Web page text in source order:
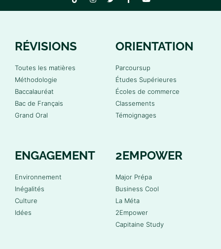
RÉVISIONS
Toutes les matières
Méthodologie
Baccalauréat
Bac de Français
Grand Oral
ORIENTATION
Parcoursup
Études Supérieures
Écoles de commerce
Classements
Témoignages
ENGAGEMENT
Environnement
Inégalités
Culture
Idées
2EMPOWER
Major Prépa
Business Cool
La Méta
2Empower
Capitaine Study